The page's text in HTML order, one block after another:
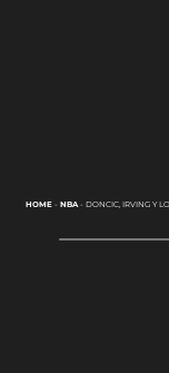
HOME- NBA- DONCIC, IRVING Y